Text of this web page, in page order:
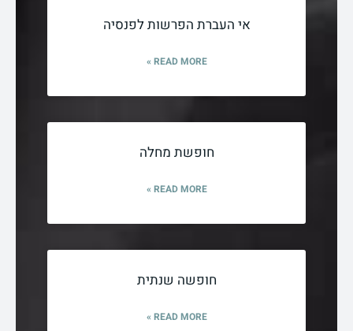
אי העברת הפרשות לפנסיה
READ MORE »
חופשת מחלה
READ MORE »
חופשה שנתית
READ MORE »